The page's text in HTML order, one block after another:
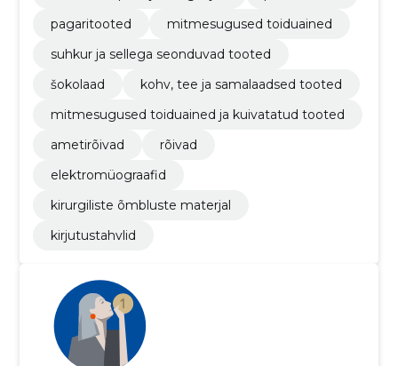
pagaritooted
mitmesugused toiduained
suhkur ja sellega seonduvad tooted
šokolaad
kohv, tee ja samalaadsed tooted
mitmesugused toiduained ja kuivatatud tooted
ametirõivad
rõivad
elektromüograafid
kirurgiliste õmbluste materjal
kirjutustahvlid